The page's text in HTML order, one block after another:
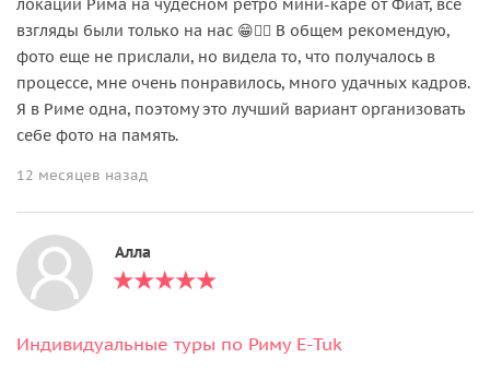
локации Рима на чудесном ретро мини-каре от Фиат, все
взгляды были только на нас 😁👍🏻 В общем рекомендую,
фото еще не прислали, но видела то, что получалось в
процессе, мне очень понравилось, много удачных кадров.
Я в Риме одна, поэтому это лучший вариант организовать
себе фото на память.
12 месяцев назад
Алла
Индивидуальные туры по Риму E-Tuk